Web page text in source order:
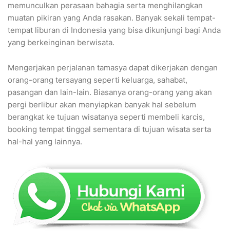
memunculkan perasaan bahagia serta menghilangkan
muatan pikiran yang Anda rasakan. Banyak sekali tempat-
tempat liburan di Indonesia yang bisa dikunjungi bagi Anda
yang berkeinginan berwisata.
Mengerjakan perjalanan tamasya dapat dikerjakan dengan
orang-orang tersayang seperti keluarga, sahabat,
pasangan dan lain-lain. Biasanya orang-orang yang akan
pergi berlibur akan menyiapkan banyak hal sebelum
berangkat ke tujuan wisatanya seperti membeli karcis,
booking tempat tinggal sementara di tujuan wisata serta
hal-hal yang lainnya.